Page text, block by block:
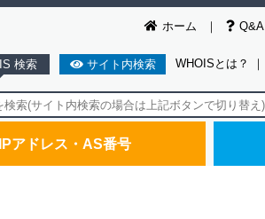
ホーム Q&A
検索 サイト内検索 WHOISとは？ ｜
IPアドレス・AS番号